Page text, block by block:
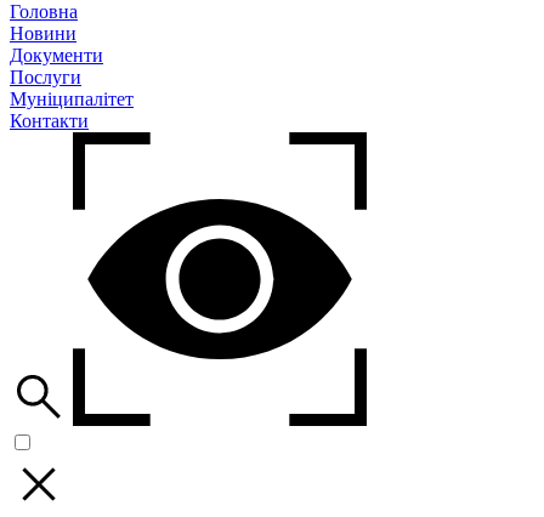
Головна
Новини
Документи
Послуги
Муніципалітет
Контакти